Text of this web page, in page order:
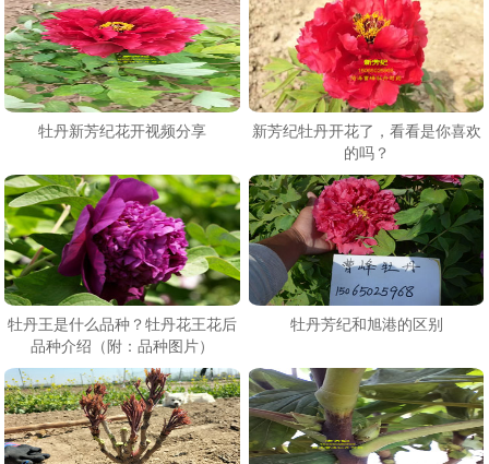
牡丹新芳纪花开视频分享
新芳纪牡丹开花了，看看是你喜欢
的吗？
牡丹王是什么品种？牡丹花王花后
品种介绍（附：品种图片）
牡丹芳纪和旭港的区别